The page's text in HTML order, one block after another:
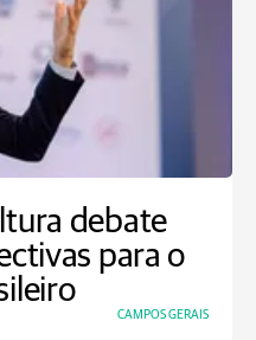
debate
para o
CAMPOS GERAIS